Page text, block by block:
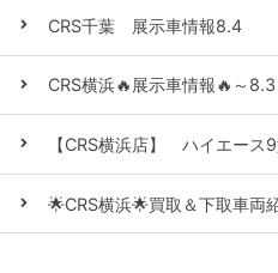
CRS千葉 展示車情報8.4
CRS横浜🔥展示車情報🔥～8.3
【CRS横浜店】 ハイエー
🌟CRS横浜🌟買取＆下取車両